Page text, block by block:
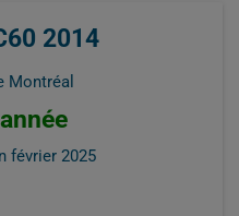
2014
Montréal
février 2025